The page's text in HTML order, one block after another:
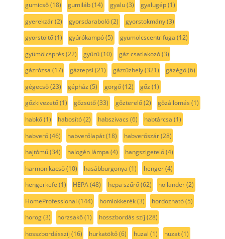
gumicső(18) gumiláb(14) gyalu(3) gyalugép(1)
gyerekzár(2) gyorsdaraboló(2) gyorstokmány(3)
gyorstöltő(1) gyúrókampó(5) gyümölcscentrifuga (12)
gyümölcsprés (22) gyűrű(10) gáz csatlakozó(3)
gázrózsa (17) gáztepsi (21) gáztűzhely(321) gázégő(6)
gégecső(23) gépház (5) görgő(12) gőz (1)
gőzkivezető(1) gőzsütő(33) gőzterelő(2) gőzállomás (1)
habkő(1) habosító(2) habszivacs (6) habtárcsa (1)
habverő(46) habverőlapát(18) habverőszár(28)
hajtómű(34) halogén lámpa (4) hangszigetelő(4)
harmonikacső(10) hasábburgonya (1) henger(4)
hengerkefe (1) HEPA(48) hepa szűrő(62) hollander(2)
HomeProfessional (144) homlokkerék(3) hordozható(5)
horog(3) horzsakő(1) hosszbordás szíj (28)
hosszbordásszíj (16) hurkatöltő(6) huzal (1) huzat(1)